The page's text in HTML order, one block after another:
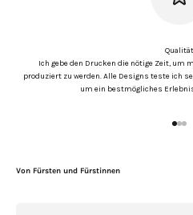
Qualität
Ich gebe den Drucken die nötige Zeit, um
produziert zu werden. Alle Designs teste ich
um ein bestmögliches
Gehe
Von Fürsten und Fürstinnen